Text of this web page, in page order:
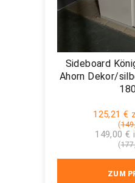
Sideboard
Ahorn Dekor/
125,21 €
(
149,00 €
(
ZUM